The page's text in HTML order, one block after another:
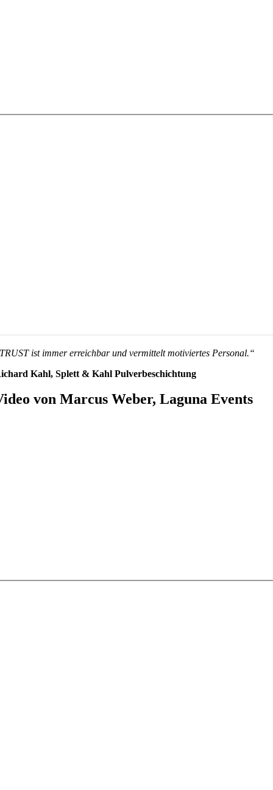
ist immer erreichbar und vermittelt motiviertes Personal.“
Kahl, Splett & Kahl Pulverbeschichtung
von Marcus Weber, Laguna Events